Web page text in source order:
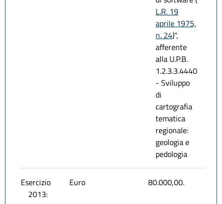
L.R. 19
aprile 1975,
n. 24)",
afferente
alla U.P.B.
1.2.3.3.4440
- Sviluppo
di
cartografia
tematica
regionale:
geologia e
pedologia
Esercizio
2013:
Euro 80.000,00.